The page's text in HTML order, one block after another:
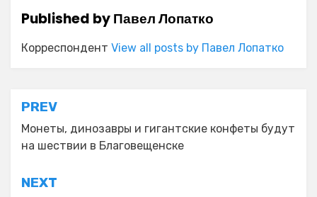
Published byПавел Лопатко
Корреспондент View all posts by Павел Лопатко
Навигация
по
записям
PREV
Монеты, динозавры и гигантские конфеты будут
на шествии в Благовещенске
NEXT